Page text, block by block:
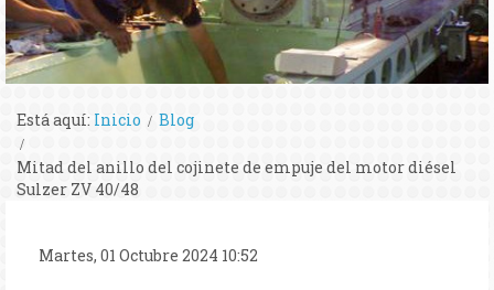
Está aquí: Inicio Blog
Mitad del anillo del cojinete de empuje del motor diésel
Sulzer ZV 40/48
Martes, 01 Octubre 2024 10:52